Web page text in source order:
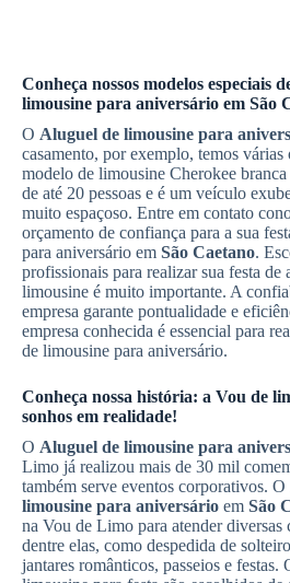
Conheça nossos modelos especiais
limousine para aniversário em São
O Aluguel de limousine para
casamento, por exemplo, temos várias
modelo de limousine Cherokee
de até 20 pessoas e é um veículo
muito espaçoso. Entre em contato
orçamento de confiança para a sua
para aniversário em São Caetano.
profissionais para realizar sua festa de
limousine é muito importante. A
empresa garante pontualidade e
empresa conhecida é essencial para
de limousine para aniversário.
Conheça nossa história: a Vou de
sonhos em realidade!
O Aluguel de limousine para
Limo já realizou mais de 30 mil
também serve eventos corporativos. O
limousine para aniversário em São
na Vou de Limo para atender diversas
dentre elas, como despedida de
jantares românticos, passeios e festas.